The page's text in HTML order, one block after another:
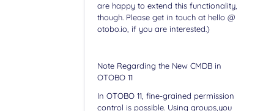
are happy to extend this functionality,
though. Please get in touch at hello @
otobo.io, if you are interested.)
Note Regarding the New CMDB in
OTOBO 11
In OTOBO 11, fine-grained permission
control is possible. Using groups,you